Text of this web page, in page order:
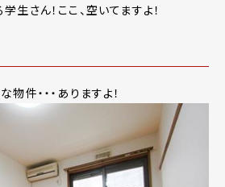
生さん！ここ、空いてますよ！
件・・・ありますよ！